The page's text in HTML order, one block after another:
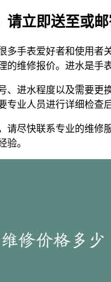
请立即送至或
多手表爱好者和使用
维修报价。进水是手
、进水程度以及需要
业人员进行详细检查
请尽快联系专业的维
验。